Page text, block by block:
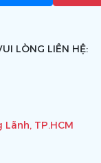
LÒNG LIÊN HỆ:
Lãnh, TP.HCM